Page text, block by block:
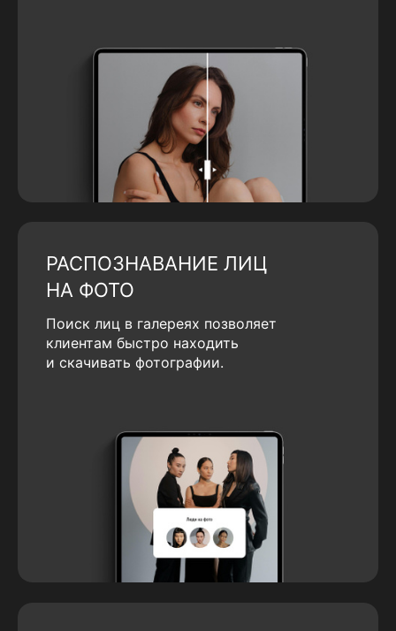
РАСПОЗНАВАНИЕ ЛИЦ
НА ФОТО
Поиск лиц в галереях позволяет
клиентам быстро находить
и скачивать фотографии.